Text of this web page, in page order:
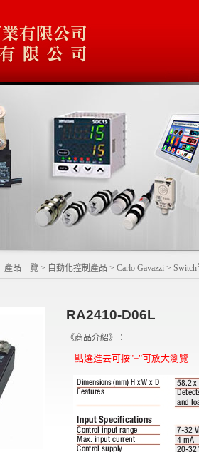
產品一覽 > 自動化控制產品 > Carlo Gavazzi >
RA2410-D06L
《商品介紹》：
點選進去可按"+"可放大瀏覽